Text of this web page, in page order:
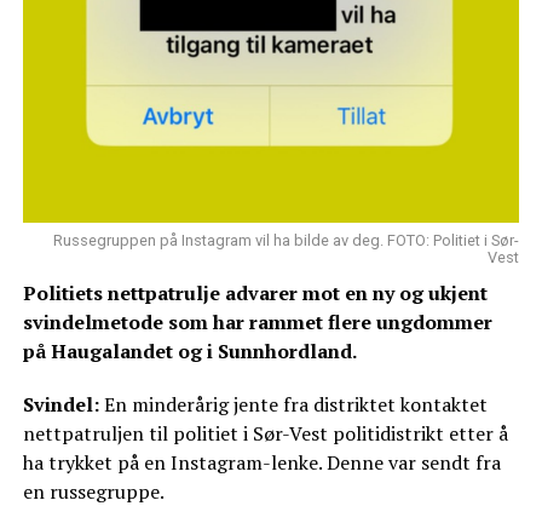
Russegruppen på Instagram vil ha bilde av deg. FOTO: Politiet i Sør-
Vest
Politiets nettpatrulje advarer mot en ny og ukjent
svindelmetode som har rammet flere ungdommer
på Haugalandet og i Sunnhordland.
Svindel:En minderårig jente fra distriktet kontaktet
nettpatruljen til politiet i Sør-Vest politidistrikt etter å
ha trykket på en Instagram-lenke. Denne var sendt fra
en russegruppe.